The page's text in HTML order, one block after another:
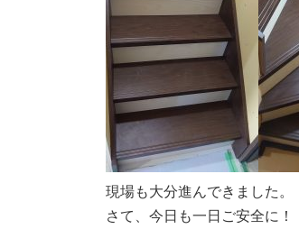
現場も大分進んできました。
さて、今日も一日ご安全に！